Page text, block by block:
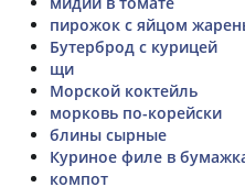
пирожок с яйцом
Бутерброд с курицей
щи
Морской коктейль
морковь по-корейски
блины сырные
Куриное филе в
компот